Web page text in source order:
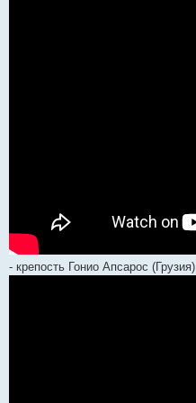
- крепость Гонио Апсарос (Грузия)